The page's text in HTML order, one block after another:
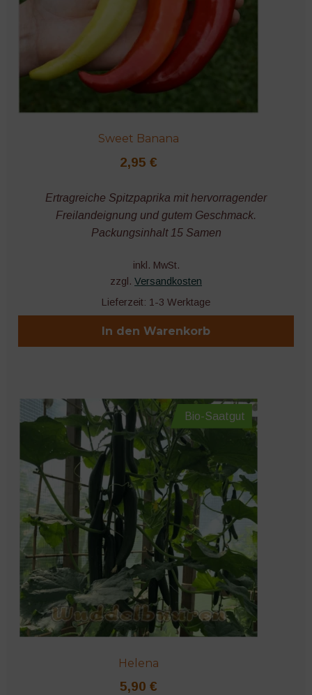
Sweet Banana
2,95 €
Ertragreiche Spitzpaprika mit hervorragender
Freilandeignung und gutem Geschmack.
Packungsinhalt 15 Samen
inkl. MwSt.
zzgl. Versandkosten
Lieferzeit: 1-3 Werktage
In den Warenkorb
Bio-Saatgut
Helena
5,90 €